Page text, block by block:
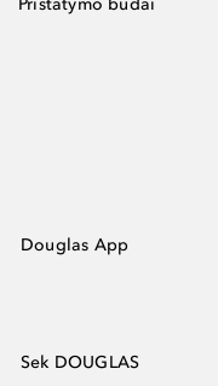
Pristatymo būdai
Douglas App
Sek DOUGLAS